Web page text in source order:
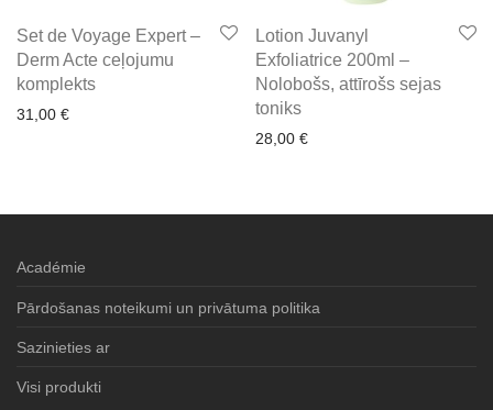
Set de Voyage Expert –
Derm Acte ceļojumu
komplekts
31,00 €
Lotion Juvanyl
Exfoliatrice 200ml –
Nolobošs, attīrošs sejas
toniks
28,00 €
Académie
Pārdošanas noteikumi un privātuma politika
Sazinieties ar
Visi produkti